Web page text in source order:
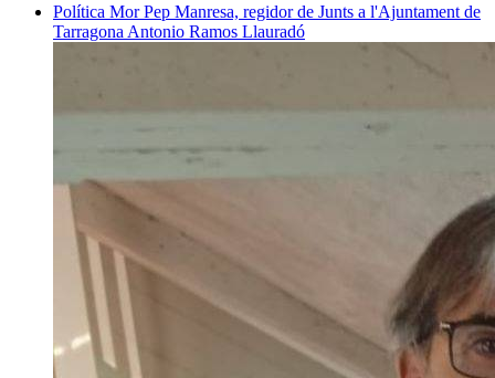
Política Mor Pep Manresa, regidor de Junts a l'Ajuntament de
Tarragona Antonio Ramos Llauradó